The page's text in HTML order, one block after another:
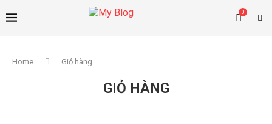
0
Home Giỏ hàng
GIỎ HÀNG